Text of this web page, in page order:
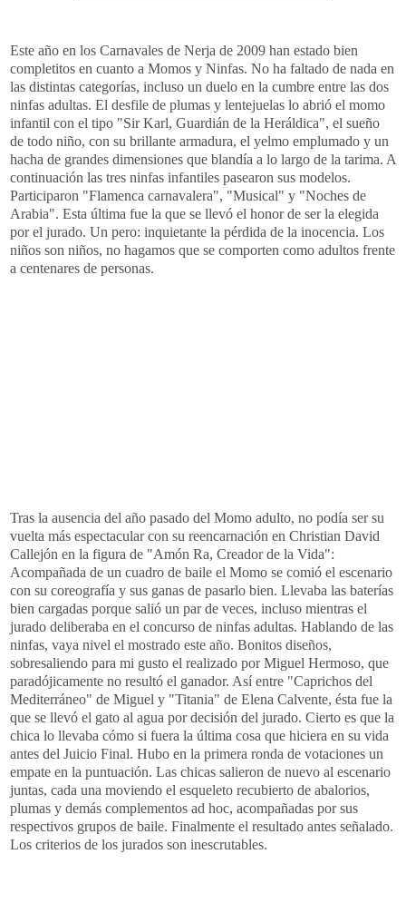
Este año en los Carnavales de Nerja de 2009 han estado bien
completitos en cuanto a Momos y Ninfas. No ha faltado de nada en
las distintas categorías, incluso un duelo en la cumbre entre las dos
ninfas adultas. El desfile de plumas y lentejuelas lo abrió el momo
infantil con el tipo "Sir Karl, Guardián de la Heráldica", el sueño
de todo niño, con su brillante armadura, el yelmo emplumado y un
hacha de grandes dimensiones que blandía a lo largo de la tarima. A
continuación las tres ninfas infantiles pasearon sus modelos.
Participaron "Flamenca carnavalera", "Musical" y "Noches de
Arabia". Esta última fue la que se llevó el honor de ser la elegida
por el jurado. Un pero: inquietante la pérdida de la inocencia. Los
niños son niños, no hagamos que se comporten como adultos frente
a centenares de personas.
Tras la ausencia del año pasado del Momo adulto, no podía ser su
vuelta más espectacular con su reencarnación en Christian David
Callejón en la figura de "Amón Ra, Creador de la Vida":
Acompañada de un cuadro de baile el Momo se comió el escenario
con su coreografía y sus ganas de pasarlo bien. Llevaba las baterías
bien cargadas porque salió un par de veces, incluso mientras el
jurado deliberaba en el concurso de ninfas adultas. Hablando de las
ninfas, vaya nivel el mostrado este año. Bonitos diseños,
sobresaliendo para mi gusto el realizado por Miguel Hermoso, que
paradójicamente no resultó el ganador. Así entre "Caprichos del
Mediterráneo" de Miguel y "Titania" de Elena Calvente, ésta fue la
que se llevó el gato al agua por decisión del jurado. Cierto es que la
chica lo llevaba cómo si fuera la última cosa que hiciera en su vida
antes del Juicio Final. Hubo en la primera ronda de votaciones un
empate en la puntuación. Las chicas salieron de nuevo al escenario
juntas, cada una moviendo el esqueleto recubierto de abalorios,
plumas y demás complementos ad hoc, acompañadas por sus
respectivos grupos de baile. Finalmente el resultado antes señalado.
Los criterios de los jurados son inescrutables.